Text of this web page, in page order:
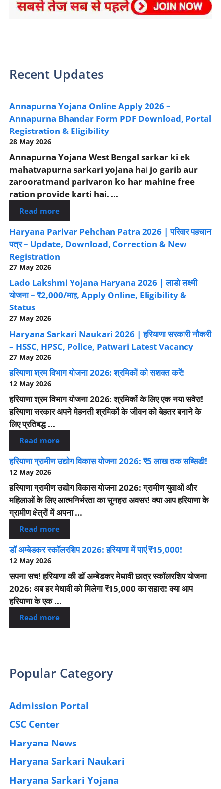
Recent Updates
Annapurna Yojana Online Apply 2026 –
Annapurna Bhandar Form PDF Download, Portal
Registration & Eligibility
28 May 2026
Annapurna Yojana West Bengal sarkar ki ek
mahatvapurna sarkari yojana hai jo garib aur
zarooratmand parivaron ko har mahine free
ration provide karti hai. ...
Read more
Haryana Parivar Pehchan Patra 2026 | परिवार पहचान
पत्र – Update, Download, Correction & New
Registration
27 May 2026
Lado Lakshmi Yojana Haryana 2026 | लाडो लक्ष्मी
योजना – ₹2,000/माह, Apply Online, Eligibility &
Status
27 May 2026
Haryana Sarkari Naukari 2026 | हरियाणा सरकारी नौकरी
– HSSC, HPSC, Police, Patwari Latest Vacancy
27 May 2026
हरियाणा श्रम विभाग योजना 2026: श्रमिकों को सशक्त करें!
12 May 2026
हरियाणा श्रम विभाग योजना 2026: श्रमिकों के लिए एक नया सवेरा!
हरियाणा सरकार अपने मेहनती श्रमिकों के जीवन को बेहतर बनाने के
लिए प्रतिबद्ध ...
Read more
हरियाणा ग्रामीण उद्योग विकास योजना 2026: ₹5 लाख तक सब्सिडी!
12 May 2026
हरियाणा ग्रामीण उद्योग विकास योजना 2026: ग्रामीण युवाओं और
महिलाओं के लिए आत्मनिर्भरता का सुनहरा अवसर! क्या आप हरियाणा के
ग्रामीण क्षेत्रों में अपना ...
Read more
डॉ अम्बेडकर स्कॉलरशिप 2026: हरियाणा में पाएं ₹15,000!
12 May 2026
सपना सच! हरियाणा की डॉ अम्बेडकर मेधावी छात्र स्कॉलरशिप योजना
2026: अब हर मेधावी को मिलेगा ₹15,000 का सहारा! क्या आप
हरियाणा के एक ...
Read more
Popular Category
Admission Portal
CSC Center
Haryana News
Haryana Sarkari Naukari
Haryana Sarkari Yojana